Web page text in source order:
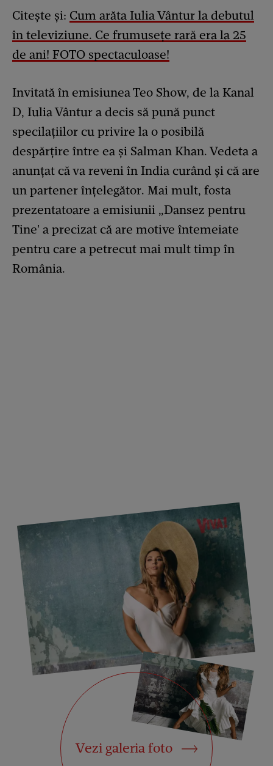
Citește și: Cum arăta Iulia Vântur la debutul
în televiziune. Ce frumusețe rară era la 25
de ani! FOTO spectaculoase!
Invitată în emisiunea Teo Show, de la Kanal
D, Iulia Vântur a decis să pună punct
specilațiilor cu privire la o posibilă
despărțire între ea și Salman Khan. Vedeta a
anunțat că va reveni în India curând și că are
un partener înțelegător. Mai mult, fosta
prezentatoare a emisiunii „Dansez pentru
Tine' a precizat că are motive întemeiate
pentru care a petrecut mai mult timp în
România.
Vezi galeria foto